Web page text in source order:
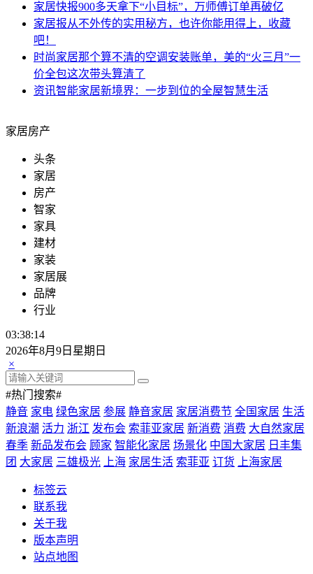
家居快报900多天拿下“小目标”，万师傅订单再破亿
家居报从不外传的实用秘方，也许你能用得上，收藏
吧！
时尚家居那个算不清的空调安装账单，美的“火三月”一
价全包这次带头算清了
资讯智能家居新境界：一步到位的全屋智慧生活
家居房产
头条
家居
房产
智家
家具
建材
家装
家居展
品牌
行业
03:38:16
2026年8月9日星期日
×
#热门搜索#
静音 家电 绿色家居 参展 静音家居 家居消费节 全国家居 生活
新浪潮 活力 浙江 发布会 索菲亚家居 新消费 消费 大自然家居
春季 新品发布会 顾家 智能化家居 场景化 中国大家居 日丰集
团 大家居 三雄极光 上海 家居生活 索菲亚 订货 上海家居
标签云
联系我
关于我
版本声明
站点地图